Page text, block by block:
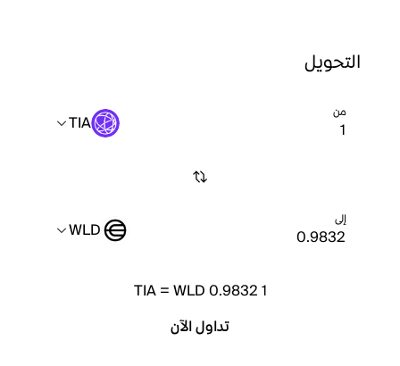
التحويل
من TIA
إلى WLD
1
TIA=WLD 0.9832
تداول الآن